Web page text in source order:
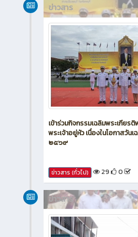
ข่าวสาร
เข้าร่วมกิจกรรมเฉลิมพระเกียร
พระเจ้าอยู่หัว เนื่องในโอกาสวันเ
29 0
ข่าวสาร